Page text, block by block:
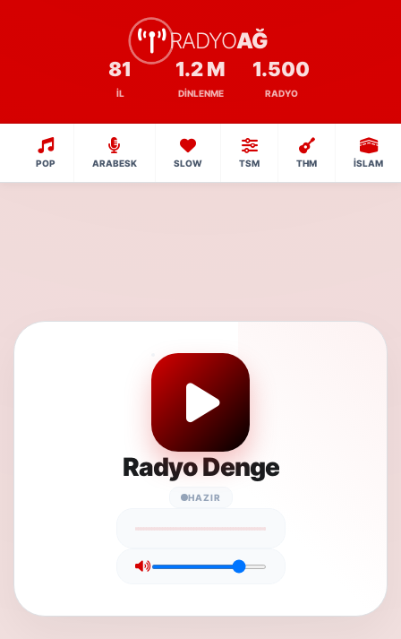
RADYOAĞ
81
İL
1.2 M
DINLENME
1.500
RADYO
POP ARABESK SLOW TSM THM İSLAM
Radyo Denge
HAZIR